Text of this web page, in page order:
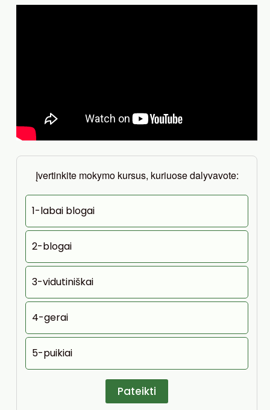
Įvertinkite mokymo kursus, kuriuose dalyvavote:
1-labai blogai
2-blogai
3-vidutiniškai
4-gerai
5-puikiai